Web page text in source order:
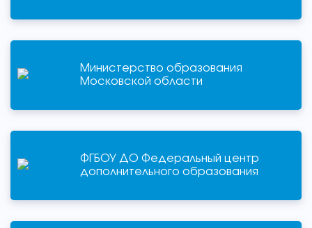
Министерство образования
Московской области
ФГБОУ ДО Федеральный центр
дополнительного образования